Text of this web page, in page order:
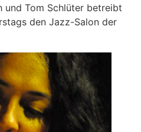
und Tom Schlüter betreibt
den Jazz-Salon der